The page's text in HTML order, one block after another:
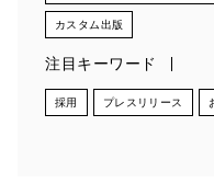
カスタム出版
注目キーワード
採用 プレスリリース